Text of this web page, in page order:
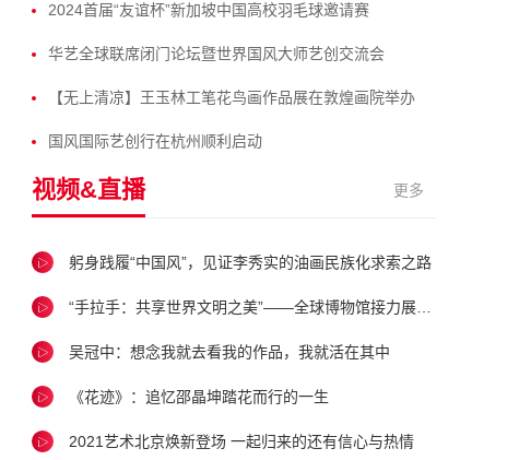
2024首届“友谊杯”新加坡中国高校羽毛球邀请赛
华艺全球联席闭门论坛暨世界国风大师艺创交流会
【无上清凉】王玉林工笔花鸟画作品展在敦煌画院举办
国风国际艺创行在杭州顺利启动
视频&直播 更多
躬身践履“中国风”，见证李秀实的油画民族化求索之路
“手拉手：共享世界文明之美”——全球博物馆接力展珍藏，国博喊您云端享盛宴！
吴冠中：想念我就去看我的作品，我就活在其中
《花迹》：追忆邵晶坤踏花而行的一生
2021艺术北京焕新登场 一起归来的还有信心与热情